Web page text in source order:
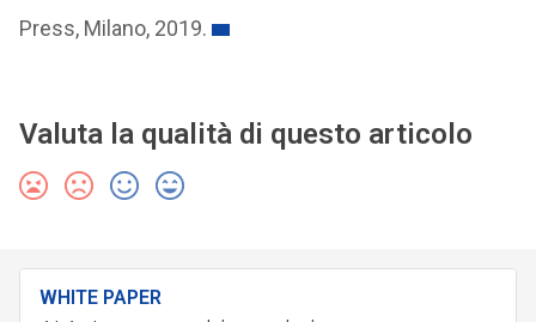
Press, Milano, 2019.
Valuta la qualità di questo articolo
WHITE PAPER